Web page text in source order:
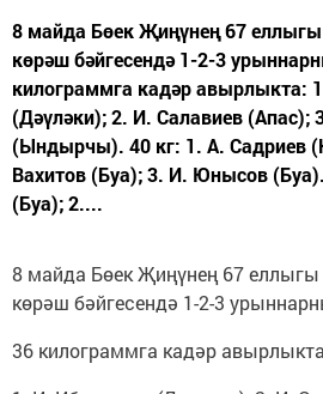
8 майда Бөек Җиңүнең 67 еллыгы
көрәш бәйгесендә 1-2-3
килограммга кадәр авырлыкта:
(Дәүләки); 2. И. Салавиев (Апас);
(Ындырчы). 40 кг: 1. А. Садриев
Вахитов (Буа); 3. И. Юнысов
(Буа); 2....
8 майда Бөек Җиңүнең 67 еллыгы
көрәш бәйгесендә 1-2-3
36 килограммга кадәр